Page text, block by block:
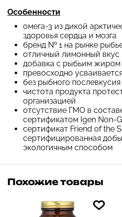
Особенности
омега-3 из дикой
здоровья сердца и мозга
бренд № 1 на рынке
отличный лимонный вкус
добавка с рыбьим жиром
превосходно
без рыбного послевкусия
чистота продукта
организацией
отсутствие ГМО в
сертификатом Igen Non-
сертификат Friend of the
сертифицированная
экологичным способом
Похожие товары